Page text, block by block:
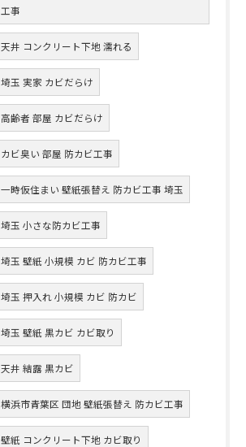
工事
天井 コンクリート下地 濡れる
埼玉 実家 カビだらけ
高齢者 部屋 カビだらけ
カビ臭い 部屋 防カビ工事
一時仮住まい 壁紙張替え 防カビ工事 埼玉
埼玉 小さな防カビ工事
埼玉 壁紙 小規模 カビ 防カビ工事
埼玉 押入れ 小規模 カビ 防カビ
埼玉 壁紙 黒カビ カビ取り
天井 結露 黒カビ
横浜市青葉区 団地 壁紙張替え 防カビ工事
壁紙 コンクリート下地 カビ取り